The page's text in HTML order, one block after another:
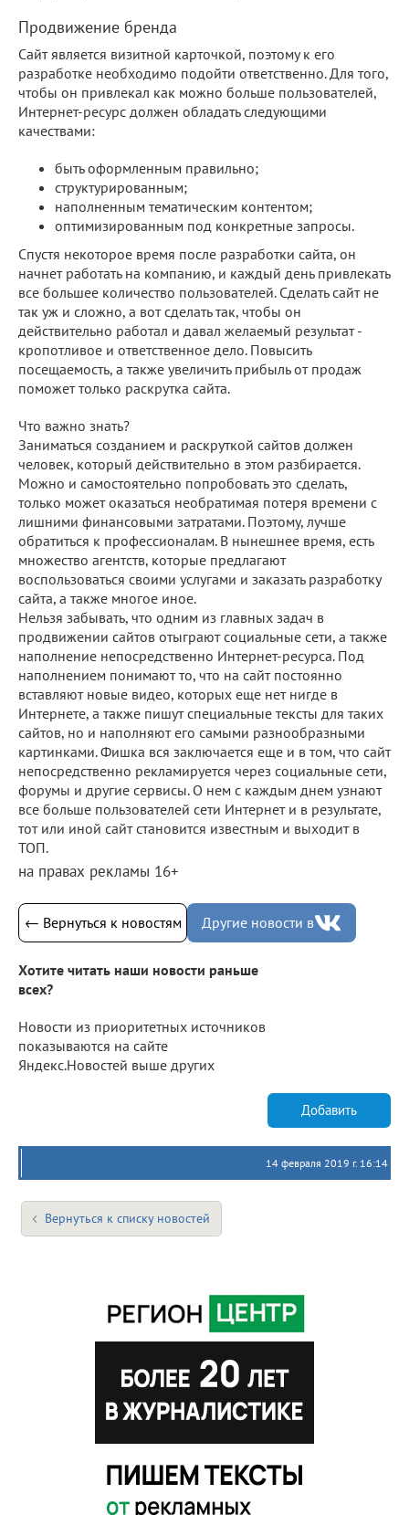
Продвижение бренда
Сайт является визитной карточкой, поэтому к его
разработке необходимо подойти ответственно. Для того,
чтобы он привлекал как можно больше пользователей,
Интернет-ресурс должен обладать следующими
качествами:
быть оформленным правильно;
структурированным;
наполненным тематическим контентом;
оптимизированным под конкретные запросы.
Спустя некоторое время после разработки сайта, он
начнет работать на компанию, и каждый день привлекать
все большее количество пользователей. Сделать сайт не
так уж и сложно, а вот сделать так, чтобы он
действительно работал и давал желаемый результат -
кропотливое и ответственное дело. Повысить
посещаемость, а также увеличить прибыль от продаж
поможет только раскрутка сайта.
Что важно знать?
Заниматься созданием и раскруткой сайтов должен
человек, который действительно в этом разбирается.
Можно и самостоятельно попробовать это сделать,
только может оказаться необратимая потеря времени с
лишними финансовыми затратами. Поэтому, лучше
обратиться к профессионалам. В нынешнее время, есть
множество агентств, которые предлагают
воспользоваться своими услугами и заказать разработку
сайта, а также многое иное.
Нельзя забывать, что одним из главных задач в
продвижении сайтов отыграют социальные сети, а также
наполнение непосредственно Интернет-ресурса. Под
наполнением понимают то, что на сайт постоянно
вставляют новые видео, которых еще нет нигде в
Интернете, а также пишут специальные тексты для таких
сайтов, но и наполняют его самыми разнообразными
картинками. Фишка вся заключается еще и в том, что сайт
непосредственно рекламируется через социальные сети,
форумы и другие сервисы. О нем с каждым днем узнают
все больше пользователей сети Интернет и в результате,
тот или иной сайт становится известным и выходит в
ТОП.
на правах рекламы 16+
← Вернуться к новостям Другие новости в
Хотите читать наши новости раньше
всех?
Новости из приоритетных источников
показываются на сайте
Яндекс.Новостей выше других
Добавить
14 февраля 2019 г. 16:14
Вернуться к списку новостей